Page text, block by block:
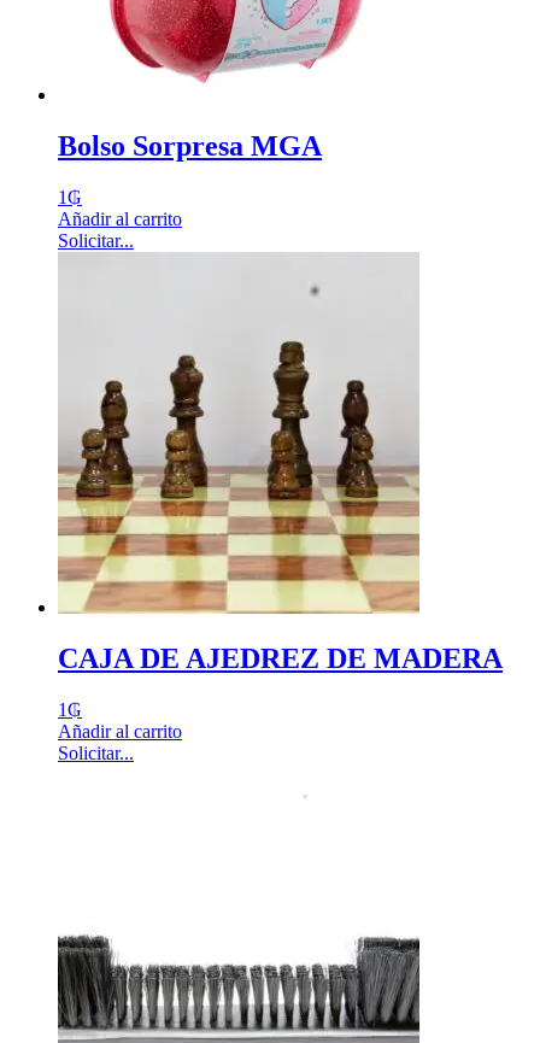
Bolso Sorpresa MGA
1₲
Añadir al carrito
Solicitar...
CAJA DE AJEDREZ DE MADERA
1₲
Añadir al carrito
Solicitar...